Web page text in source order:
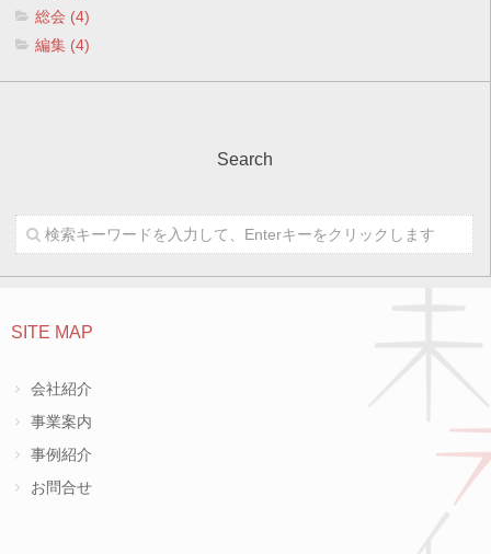
総会 (4)
編集 (4)
Search
SITE MAP
会社紹介
事業案内
事例紹介
お問合せ